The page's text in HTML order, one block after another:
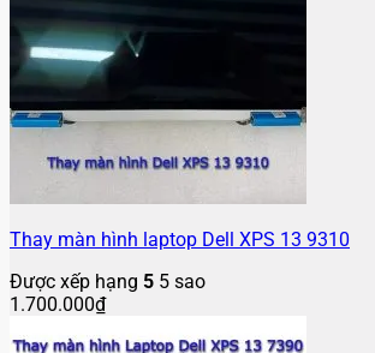
Thay màn hình laptop Dell XPS 13 9310
Được xếp hạng 5 5 sao
1.700.000₫